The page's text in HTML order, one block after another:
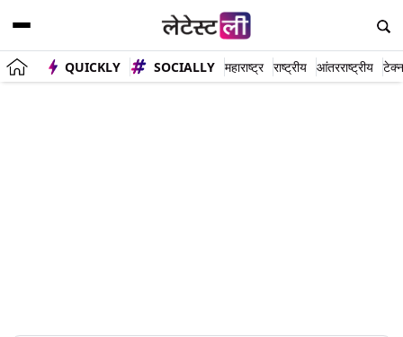
QUICKLY SOCIALLY महाराष्ट्र राष्ट्रीय आंतरराष्ट्रीय